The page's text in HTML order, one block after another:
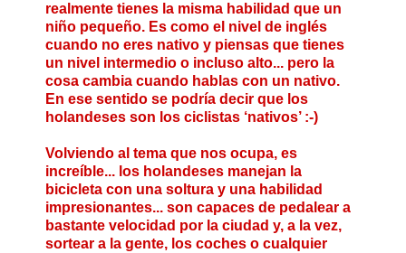
realmente tienes la misma habilidad que un
niño pequeño. Es como el nivel de inglés
cuando no eres nativo y piensas que tienes
un nivel intermedio o incluso alto... pero la
cosa cambia cuando hablas con un nativo.
En ese sentido se podría decir que los
holandeses son los ciclistas ‘nativos’ :-)
Volviendo al tema que nos ocupa, es
increíble... los holandeses manejan la
bicicleta con una soltura y una habilidad
impresionantes... son capaces de pedalear a
bastante velocidad por la ciudad y, a la vez,
sortear a la gente, los coches o cualquier